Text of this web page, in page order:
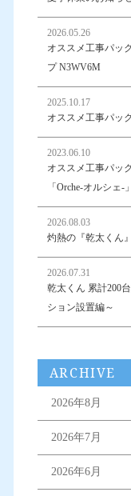
2026.05.26
オススメ工事パッ
プ N3WV6M
2025.10.17
オススメ工事パッ
2023.06.10
オススメ工事パッ
「Orche-オルシェ-」
2026.08.03
灼熱の『乾太くん
2026.07.31
乾太くん 累計200
ション設置編～
ARCHIVE
2026年8月
2026年7月
2026年6月